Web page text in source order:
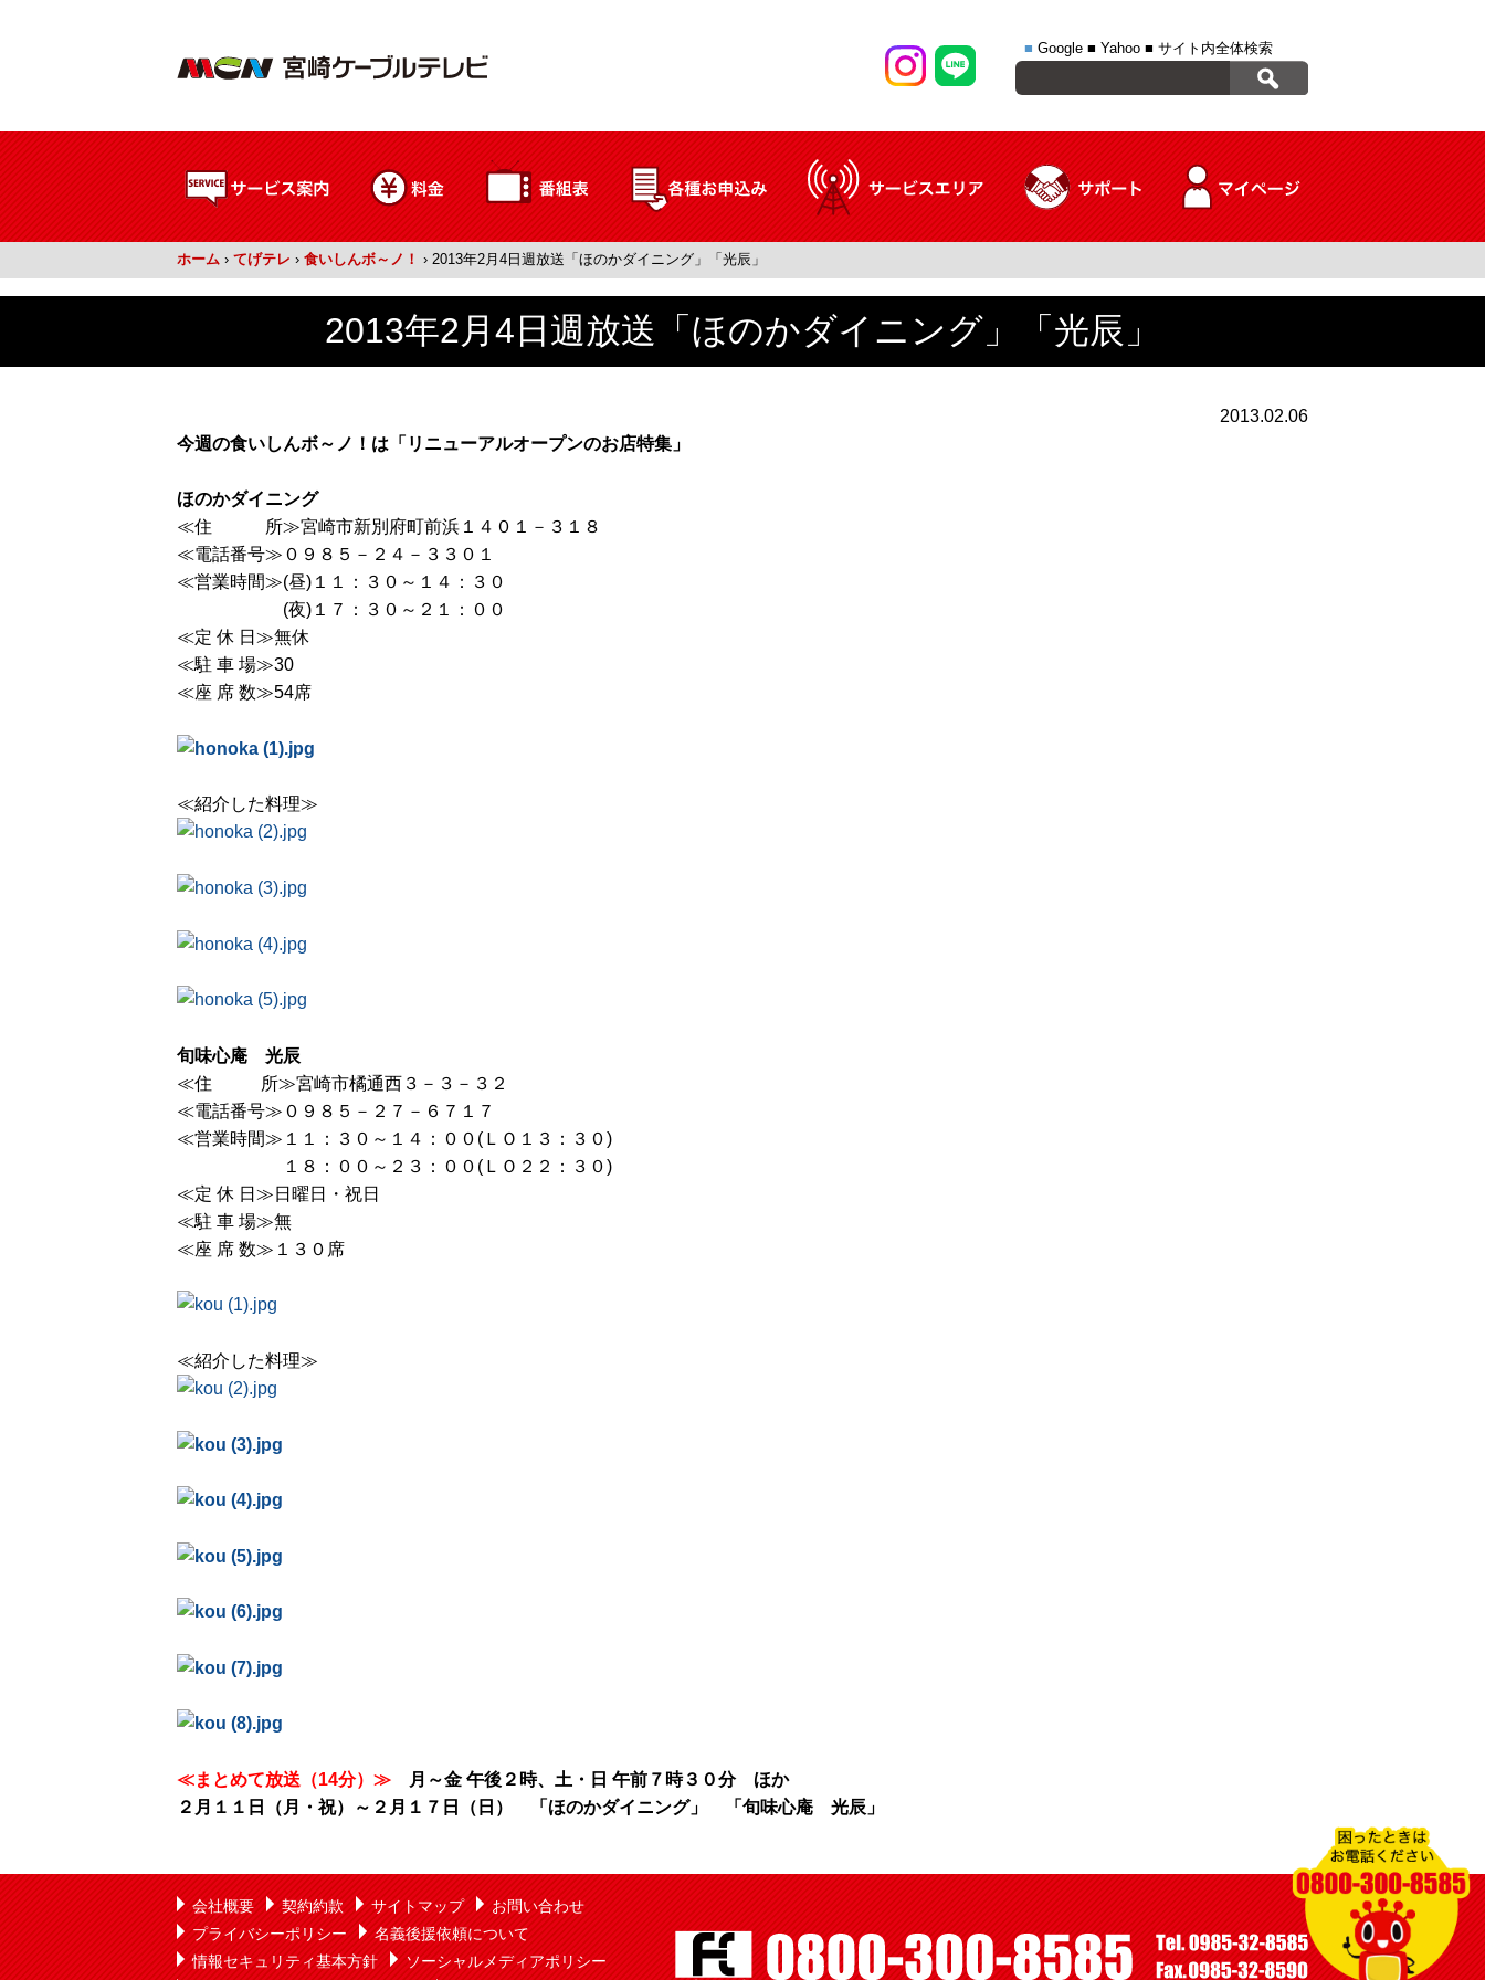
■ Google ■ Yahoo ■ サイト内全体検索
ホーム › てげテレ › 食いしんボ～ノ！ › 2013年2月4日週放送「ほのかダイニング」「光辰」
2013年2月4日週放送「ほのかダイニング」「光辰」
2013.02.06
今週の食いしんボ～ノ！は「リニューアルオープンのお店特集」
ほのかダイニング
≪住 所≫宮崎市新別府町前浜１４０１－３１８
≪電話番号≫０９８５－２４－３３０１
≪営業時間≫(昼)１１：３０～１４：３０
(夜)１７：３０～２１：００
≪定 休 日≫無休
≪駐 車 場≫30
≪座 席 数≫54席
≪紹介した料理≫
旬味心庵 光辰
≪住 所≫宮崎市橘通西３－３－３２
≪電話番号≫０９８５－２７－６７１７
≪営業時間≫１１：３０～１４：００(ＬＯ１３：３０)
１８：００～２３：００(ＬＯ２２：３０)
≪定 休 日≫日曜日・祝日
≪駐 車 場≫無
≪座 席 数≫１３０席
≪紹介した料理≫
≪まとめて放送（14分）≫
月～金 午後２時、土・日 午前７時３０分 ほか
２月１１日（月・祝）～２月１７日（日） 「ほのかダイニング」 「旬味心庵 光辰」
会社概要 契約約款 サイトマップ
お問い合わせ
プライバシーポリシー
名義後援依頼について
情報セキュリティ基本方針
ソーシャルメディアポリシー